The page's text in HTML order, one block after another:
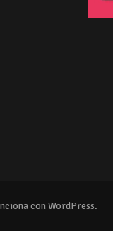
conWordPress.